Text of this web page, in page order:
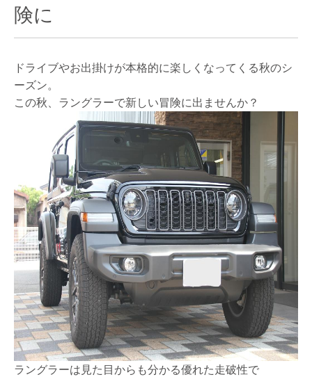
険に
ドライブやお出掛けが本格的に楽しくなってくる秋のシ
ーズン。
この秋、ラングラーで新しい冒険に出ませんか？
ラングラーは見た目からも分かる優れた走破性で